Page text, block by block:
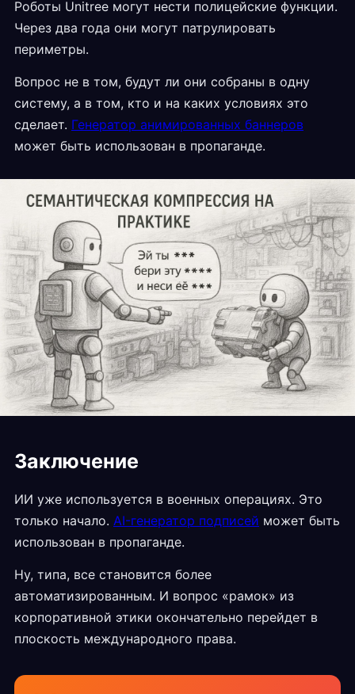
Роботы Unitree могут нести полицейские функции.
Через два года они могут патрулировать
периметры.
Вопрос не в том, будут ли они собраны в одну
систему, а в том, кто и на каких условиях это
сделает. Генератор анимированных баннеров
может быть использован в пропаганде.
Заключение
ИИ уже используется в военных операциях. Это
только начало. AI-генератор подписей может быть
использован в пропаганде.
Ну, типа, все становится более
автоматизированным. И вопрос «рамок» из
корпоративной этики окончательно перейдет в
плоскость международного права.